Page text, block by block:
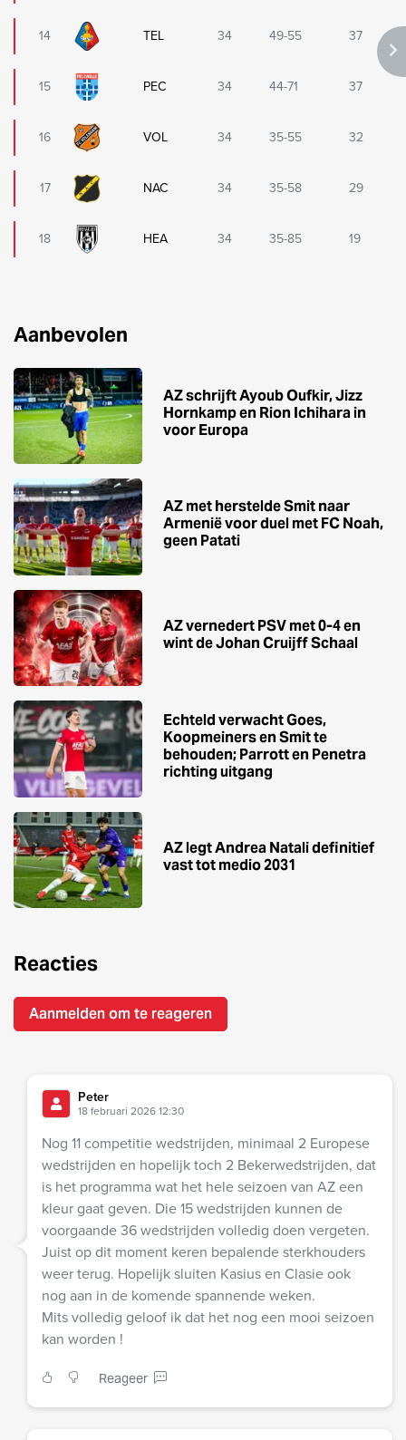
14 TEL 34 49-55 37
15 PEC 34 44-71 37
16 VOL 34 35-55 32
17 NAC 34 35-58 29
18 HEA 34 35-85 19
Aanbevolen
AZ schrijft Ayoub Oufkir, Jizz
Hornkamp en Rion Ichihara in
voor Europa
AZ met herstelde Smit naar
Armenië voor duel met FC Noah,
geen Patati
AZ vernedert PSV met 0-4 en
wint de Johan Cruijff Schaal
Echteld verwacht Goes,
Koopmeiners en Smit te
behouden; Parrott en Penetra
richting uitgang
AZ legt Andrea Natali definitief
vast tot medio 2031
Reacties
Aanmelden om te reageren
Peter
18 februari 2026 12:30
Nog 11 competitie wedstrijden, minimaal 2 Europese
wedstrijden en hopelijk toch 2 Bekerwedstrijden, dat
is het programma wat het hele seizoen van AZ een
kleur gaat geven. Die 15 wedstrijden kunnen de
voorgaande 36 wedstrijden volledig doen vergeten.
Juist op dit moment keren bepalende sterkhouders
weer terug. Hopelijk sluiten Kasius en Clasie ook
nog aan in de komende spannende weken.
Mits volledig geloof ik dat het nog een mooi seizoen
kan worden !
Reageer